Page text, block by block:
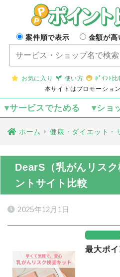
案件順で表示 金額が高
お気に入り 使い方
ﾎﾟｲﾝﾄ比
本サイトはプロモーショ
▾サービスでためる ▾ショ
ホーム 健康・ダイエット・
DearS（乳がんリス
ントサイト比較
2025年12月1日
最大ポ